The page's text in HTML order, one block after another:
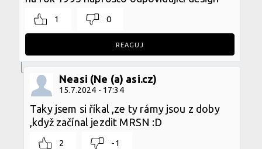
1 0
REAGUJ
Neasi (Ne (a) asi.cz)
15.7.2024 - 17:34
Taky jsem si říkal ,ze ty rámy jsou z doby
,když začínal jezdit MRSN :D
2 -1